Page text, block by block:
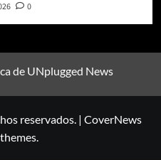
0
de UNplugged News
reservados. | CoverNews